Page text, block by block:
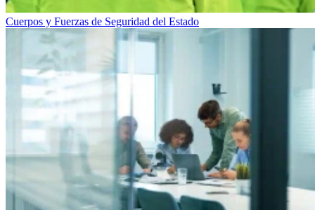
Cuerpos y Fuerzas de Seguridad del Estado